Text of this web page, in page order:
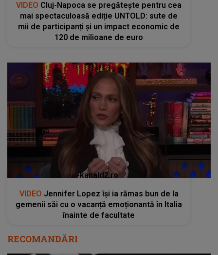
VIDEO Cluj-Napoca se pregătește pentru cea
mai spectaculoasă ediție UNTOLD: sute de
mii de participanți și un impact economic de
120 de milioane de euro
kanald2.ro
VIDEO Jennifer Lopez își ia rămas bun de la
gemenii săi cu o vacanță emoționantă în Italia
înainte de facultate
RECOMANDĂRI